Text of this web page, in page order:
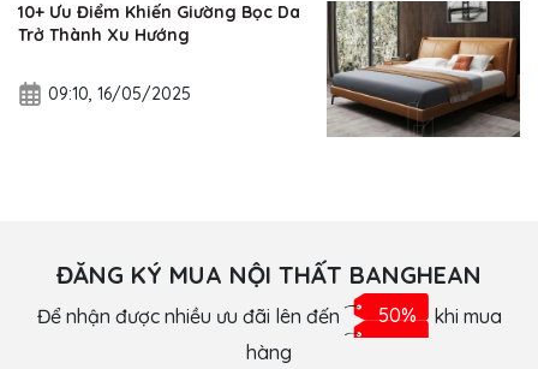
10+ Ưu Điểm Khiến Giường Bọc Da
Trở Thành Xu Hướng
09:10, 16/05/2025
ĐĂNG KÝ MUA NỘI THẤT BANGHEAN
Để nhận được nhiều ưu đãi lên đến 50% khi mua
hàng